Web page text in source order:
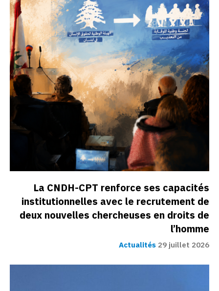
La CNDH-CPT renforce ses capacités
institutionnelles avec le recrutement de
deux nouvelles chercheuses en droits de
l’homme
Actualités 29 juillet 2026